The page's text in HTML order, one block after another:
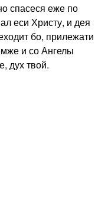
спасеся еже по
еси Христу, и дея
бо, прилежати
и со Ангелы
дух твой.